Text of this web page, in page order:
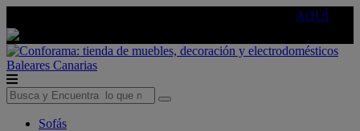
AQUÍ
Baleares Canarias
Sofás